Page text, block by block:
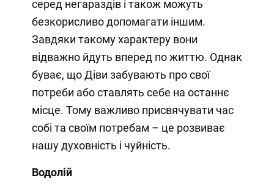
серед негараздів і також можуть
безкорисливо допомагати іншим.
Завдяки такому характеру вони
відважно йдуть вперед по життю. Однак
буває, що Діви забувають про свої
потреби або ставлять себе на останнє
місце. Тому важливо присвячувати час
собі та своїм потребам – це розвиває
нашу духовність і чуйність.
Водолій